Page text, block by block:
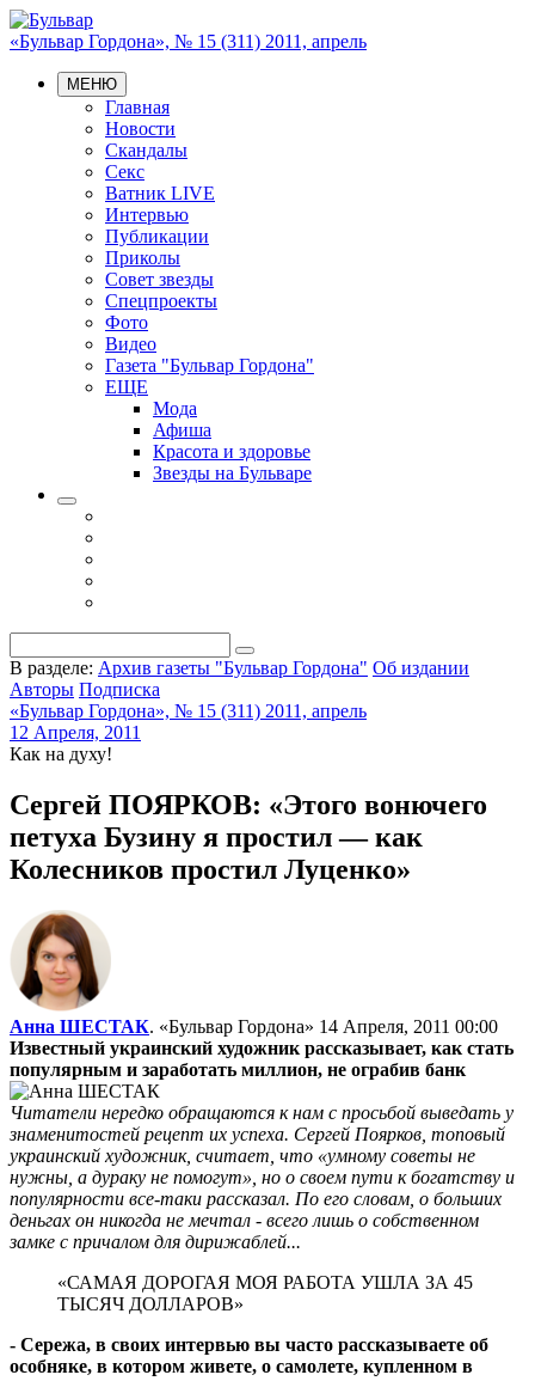
«Бульвар Гордона», № 15 (311) 2011, апрель
МЕНЮ
Главная
Новости
Скандалы
Секс
Ватник LIVE
Интервью
Публикации
Приколы
Совет звезды
Спецпроекты
Фото
Видео
Газета "Бульвар Гордона"
ЕЩЕ
Мода
Афиша
Красота и здоровье
Звезды на Бульваре
В разделе: Архив газеты "Бульвар Гордона" Об издании
Авторы Подписка
«Бульвар Гордона», № 15 (311) 2011, апрель
12 Апреля, 2011
Как на духу!
Сергей ПОЯРКОВ: «Этого вонючего
петуха Бузину я простил — как
Колесников простил Луценко»
Анна ШЕСТАК. «Бульвар Гордона» 14 Апреля, 2011 00:00
Известный украинский художник рассказывает, как стать
популярным и заработать миллион, не ограбив банк
Читатели нередко обращаются к нам с просьбой выведать у
знаменитостей рецепт их успеха. Сергей Поярков, топовый
украинский художник, считает, что «умному советы не
нужны, а дураку не помогут», но о своем пути к богатству и
популярности все-таки рассказал. По его словам, о больших
деньгах он никогда не мечтал - всего лишь о собственном
замке с причалом для дирижаблей...
«САМАЯ ДОРОГАЯ МОЯ РАБОТА УШЛА ЗА 45
ТЫСЯЧ ДОЛЛАРОВ»
- Сережа, в своих интервью вы часто рассказываете об
особняке, в котором живете, о самолете, купленном в